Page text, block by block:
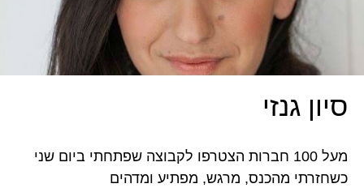
סיון גנזי
מעל 100 חברות הצטרפו לקבוצה שפתחתי ביום שני
כשחזרתי מהכנס, מרגש, מפתיע ומדהים